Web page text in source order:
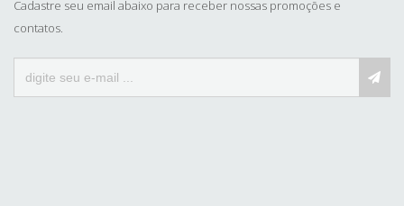
Cadastre seu email abaixo para receber nossas promoções e
contatos.